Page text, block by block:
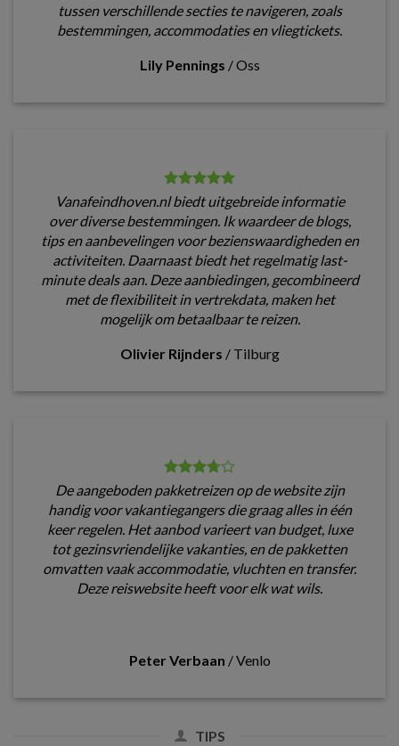
tussen verschillende secties te navigeren, zoals
bestemmingen, accommodaties en vliegtickets.
Lily Pennings /Oss
Vanafeindhoven.nl biedt uitgebreide informatie
over diverse bestemmingen. Ik waardeer de blogs,
tips en aanbevelingen voor bezienswaardigheden en
activiteiten. Daarnaast biedt het regelmatig last-
minute deals aan. Deze aanbiedingen, gecombineerd
met de flexibiliteit in vertrekdata, maken het
mogelijk om betaalbaar te reizen.
Olivier Rijnders / Tilburg
De aangeboden pakketreizen op de website zijn
handig voor vakantiegangers die graag alles in één
keer regelen. Het aanbod varieert van budget, luxe
tot gezinsvriendelijke vakanties, en de pakketten
omvatten vaak accommodatie, vluchten en transfer.
Deze reiswebsite heeft voor elk wat wils.
Peter Verbaan /Venlo
TIPS